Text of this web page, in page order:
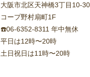
大阪市北区天神橋3丁目10-30
コープ野村扇町1F
☎️06-6352-8311 年中無休
平日は12時〜20時
土日祝日は11時〜20時